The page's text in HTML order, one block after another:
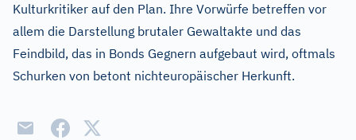
Kulturkritiker auf den Plan. Ihre Vorwürfe betreffen vor
allem die Darstellung brutaler Gewaltakte und das
Feindbild, das in Bonds Gegnern aufgebaut wird, oftmals
Schurken von betont nichteuropäischer Herkunft.